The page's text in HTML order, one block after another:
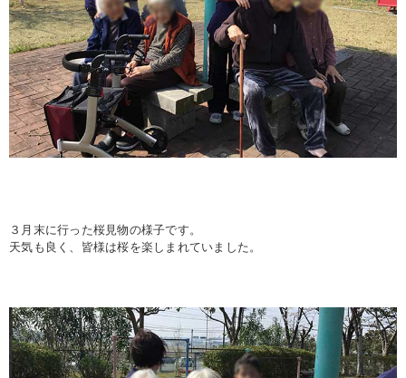
３月末に行った桜見物の様子です。
天気も良く、皆様は桜を楽しまれていました。